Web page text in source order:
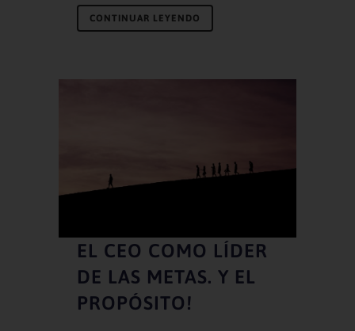
CONTINUAR LEYENDO
EL CEO COMO LÍDER
DE LAS METAS. Y EL
PROPÓSITO!